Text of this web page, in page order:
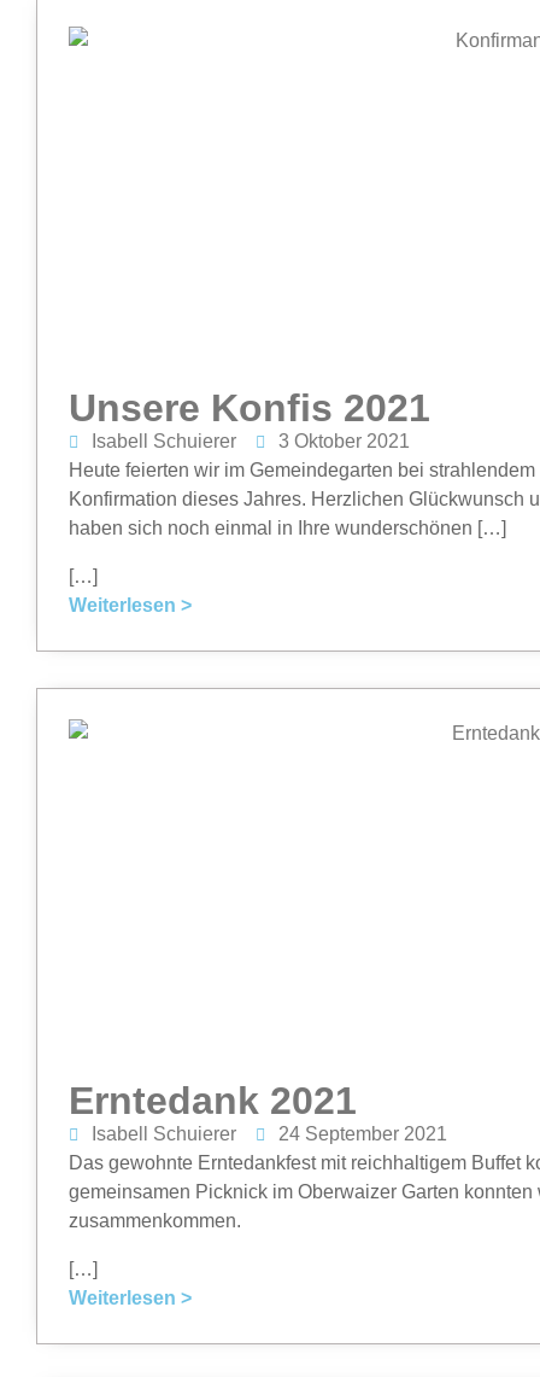
Unsere Konfis 2021
Isabell Schuierer
3 Oktober 2021
Heute feierten wir im Gemeindegarten bei
Konfirmation dieses Jahres. Herzlichen Glückwunsch
haben sich noch einmal in Ihre wunderschönen […]
[…]
Weiterlesen >
Erntedank 2021
Isabell Schuierer
24 September 2021
Das gewohnte Erntedankfest mit reichhaltigem Buffet
gemeinsamen Picknick im Oberwaizer Garten
zusammenkommen.
[…]
Weiterlesen >